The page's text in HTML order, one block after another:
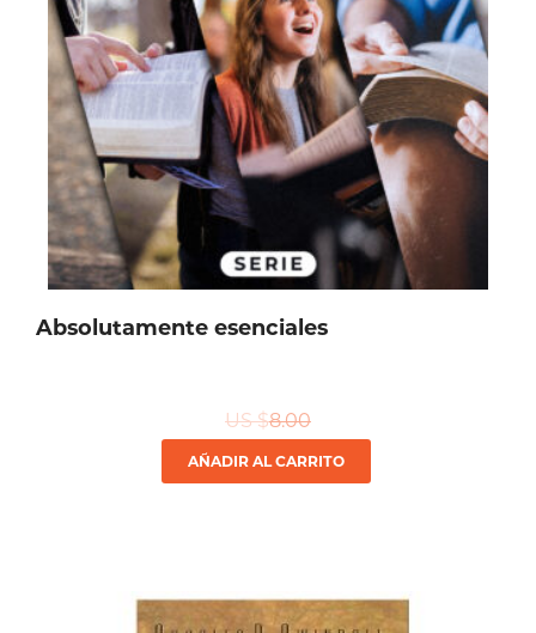
Absolutamente esenciales
US $8.00
AÑADIR AL CARRITO